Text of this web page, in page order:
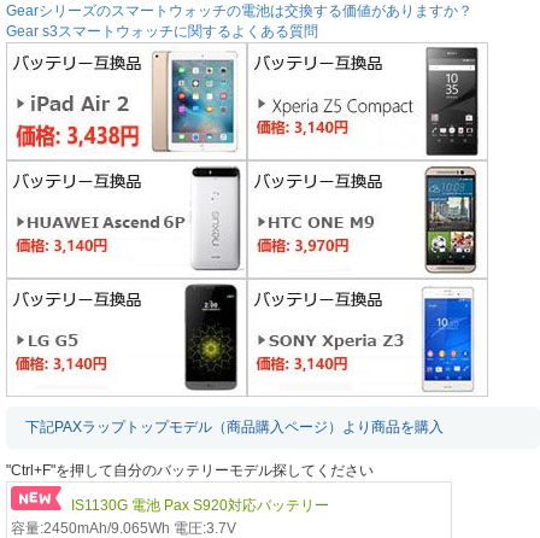
Gearシリーズのスマートウォッチの電池は交換する価値がありますか？
Gear s3スマートウォッチに関するよくある質問
下記PAXラップトップモデル（商品購入ページ）より商品を購入
"Ctrl+F"を押して自分のバッテリーモデル探してください
IS1130G 電池 Pax S920対応バッテリー
容量:2450mAh/9.065Wh 電圧:3.7V